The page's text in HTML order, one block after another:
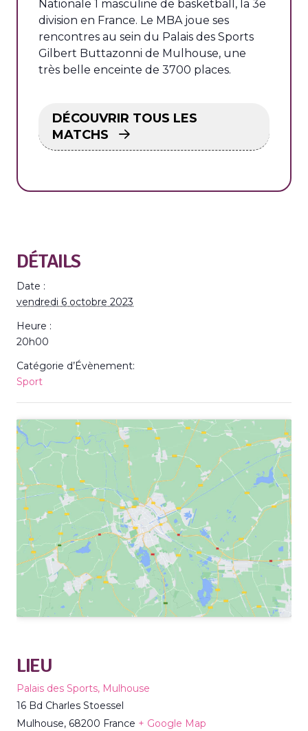
Nationale 1 masculine de basketball, la 3e
division en France. Le MBA joue ses
rencontres au sein du Palais des Sports
Gilbert Buttazonni de Mulhouse, une
très belle enceinte de 3700 places.
DÉCOUVRIR TOUS LES
MATCHS
DÉTAILS
Date :
vendredi 6 octobre 2023
Heure :
20h00
Catégorie d’Évènement:
Sport
LIEU
Palais des Sports, Mulhouse
16 Bd Charles Stoessel
Mulhouse, 68200 France + Google Map